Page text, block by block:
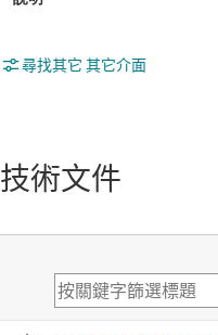
尋找其它 其它介面
技術文件